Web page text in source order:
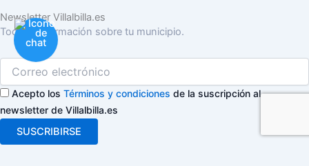
Newsletter Villalbilla.es
Toda la información sobre tu municipio.
Acepto los Términos y condiciones de la suscripción al
newsletter de Villalbilla.es
SUSCRIBIRSE